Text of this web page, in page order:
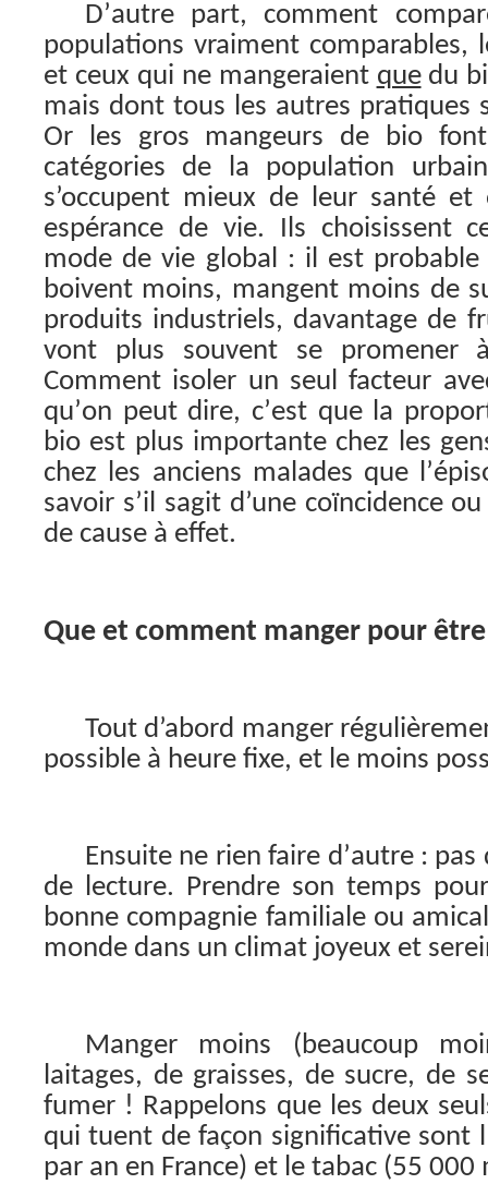
D’autre part, comment
populations vraiment comparables,
et ceux qui ne mangeraient quedu
mais dont tous les autres pratiques
Or les gros mangeurs de bio
catégories de la population
s’occupent mieux de leur santé
espérance de vie. Ils choisissent
mode de vie global : il est probable
boivent moins, mangent moins de
produits industriels, davantage de
vont plus souvent se promener
Comment isoler un seul facteur
qu’on peut dire, c’est que la
bio est plus importante chez les
chez les anciens malades que
savoir s’il sagit d’une coïncidence
de cause à effet.
Que et comment manger pour
Tout d’abord manger
possible à heure fixe, et le moins
Ensuite ne rien faire d’autre :
de lecture. Prendre son temps
bonne compagnie familiale ou
monde dans un climat joyeux et
Manger moins (beaucoup
laitages, de graisses, de sucre, de
fumer ! Rappelons que les deux
qui tuent de façon significative sont
par an en France) et le tabac (55 000